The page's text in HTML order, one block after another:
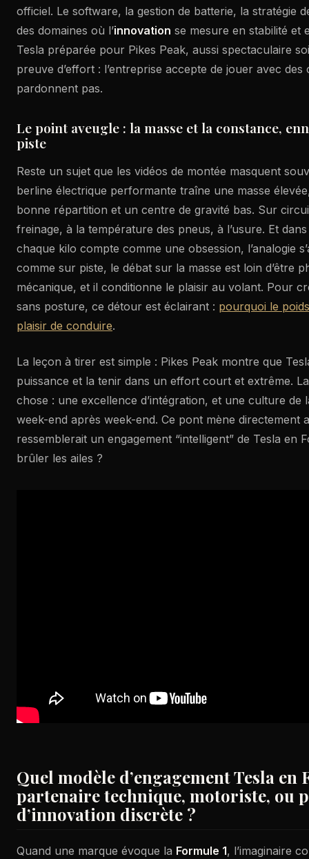
officiel. Le software, la gestion de batterie, la stratégie
des domaines où l’innovation se mesure en stabilité et
Tesla préparée pour Pikes Peak, aussi spectaculaire
preuve d’effort : l’entreprise accepte de jouer avec
pardonnent pas.
Le point aveugle : la masse et la constance,
piste
Reste un sujet que les vidéos de montée masquent
berline électrique performante traîne une masse
bonne répartition et un centre de gravité bas. Sur
freinage, à la température des pneus, à l’usure. Et
chaque kilo compte comme une obsession, l’analogie
comme sur piste, le débat sur la masse est loin d’être
mécanique, et il conditionne le plaisir au volant. Pour
sans posture, ce détour est éclairant : pourquoi le
plaisir de conduire.
La leçon à tirer est simple : Pikes Peak montre que
puissance et la tenir dans un effort court et extrême.
chose : une excellence d’intégration, et une culture de
week-end après week-end. Ce pont mène directement
ressemblerait un engagement “intelligent” de Tesla en
brûler les ailes ?
Quel modèle d’engagement Tesla en
partenaire technique, motoriste, ou
d’innovation discrète ?
Quand une marque évoque la Formule 1, l’imaginaire